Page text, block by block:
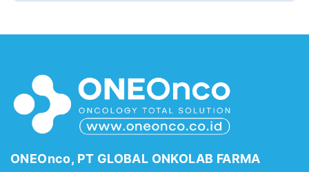
ONEOnco, PT GLOBAL ONKOLAB FARMA